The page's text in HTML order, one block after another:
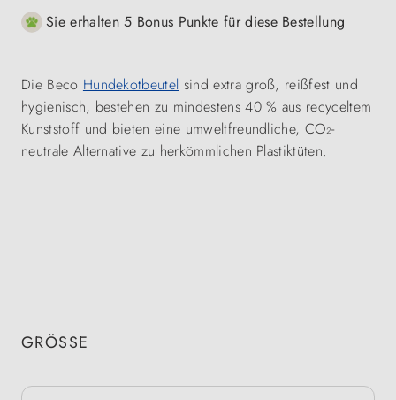
Sie erhalten 5 Bonus Punkte für diese Bestellung
Die Beco Hundekotbeutel sind extra groß, reißfest und
hygienisch, bestehen zu mindestens 40 % aus recyceltem
Kunststoff und bieten eine umweltfreundliche, CO₂-
neutrale Alternative zu herkömmlichen Plastiktüten.
GRÖSSE